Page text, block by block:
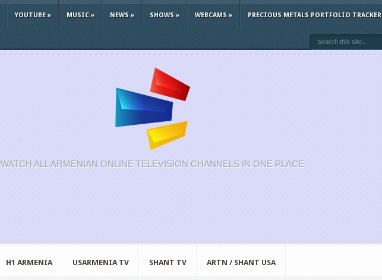
YOUTUBE» MUSIC» NEWS » SHOWS » WEBCAMS » PRECIOUS METALS PORTFOLIO TRACKER
WATCH ALL ARMENIAN ONLINE TELEVISION CHANNELS IN ONE PLACE
H1 ARMENIA USARMENIA TV SHANT TV ARTN / SHANT USA